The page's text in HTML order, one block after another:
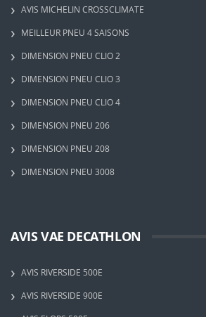
AVIS MICHELIN CROSSCLIMATE
MEILLEUR PNEU 4 SAISONS
DIMENSION PNEU CLIO 2
DIMENSION PNEU CLIO 3
DIMENSION PNEU CLIO 4
DIMENSION PNEU 206
DIMENSION PNEU 208
DIMENSION PNEU 3008
AVIS VAE DECATHLON
AVIS RIVERSIDE 500E
AVIS RIVERSIDE 900E